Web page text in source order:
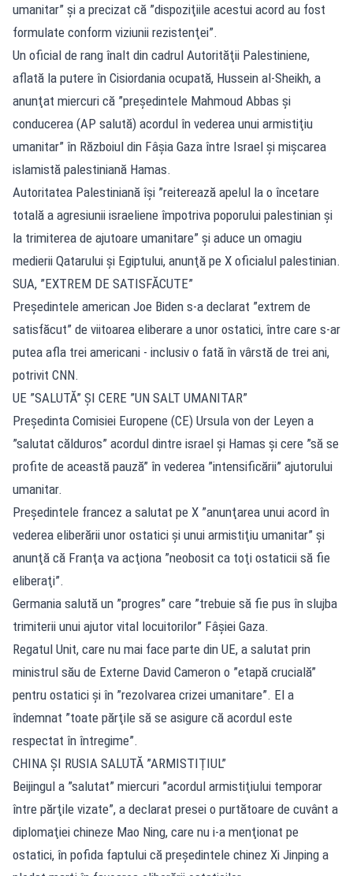
umanitar” şi a precizat că ”dispoziţiile acestui acord au fost
formulate conform viziunii rezistenţei”.
Un oficial de rang înalt din cadrul Autorităţii Palestiniene,
aflată la putere în Cisiordania ocupată, Hussein al-Sheikh, a
anunţat miercuri că ”preşedintele Mahmoud Abbas şi
conducerea (AP salută) acordul în vederea unui armistiţiu
umanitar” în Războiul din Fâşia Gaza între Israel şi mişcarea
islamistă palestiniană Hamas.
Autoritatea Palestiniană îşi ”reiterează apelul la o încetare
totală a agresiunii israeliene împotriva poporului palestinian şi
la trimiterea de ajutoare umanitare” şi aduce un omagiu
medierii Qatarului şi Egiptului, anunţă pe X oficialul palestinian.
SUA, ”EXTREM DE SATISFĂCUTE”
Preşedintele american Joe Biden s-a declarat ”extrem de
satisfăcut” de viitoarea eliberare a unor ostatici, între care s-ar
putea afla trei americani - inclusiv o fată în vârstă de trei ani,
potrivit CNN.
UE ”SALUTĂ” ŞI CERE ”UN SALT UMANITAR”
Preşedinta Comisiei Europene (CE) Ursula von der Leyen a
”salutat călduros” acordul dintre israel şi Hamas şi cere ”să se
profite de această pauză” în vederea ”intensificării” ajutorului
umanitar.
Preşedintele francez a salutat pe X ”anunţarea unui acord în
vederea eliberării unor ostatici şi unui armistiţiu umanitar” şi
anunţă că Franţa va acţiona ”neobosit ca toţi ostaticii să fie
eliberaţi”.
Germania salută un ”progres” care ”trebuie să fie pus în slujba
trimiterii unui ajutor vital locuitorilor” Fâşiei Gaza.
Regatul Unit, care nu mai face parte din UE, a salutat prin
ministrul său de Externe David Cameron o ”etapă crucială”
pentru ostatici şi în ”rezolvarea crizei umanitare”. El a
îndemnat ”toate părţile să se asigure că acordul este
respectat în întregime”.
CHINA ŞI RUSIA SALUTĂ ”ARMISTIŢIUL”
Beijingul a ”salutat” miercuri ”acordul armistiţiului temporar
între părţile vizate”, a declarat presei o purtătoare de cuvânt a
diplomaţiei chineze Mao Ning, care nu i-a menţionat pe
ostatici, în pofida faptului că preşedintele chinez Xi Jinping a